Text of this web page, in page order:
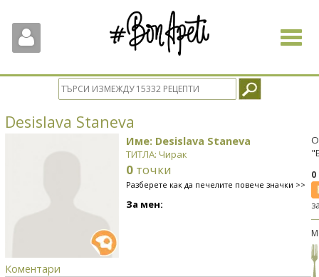
Toggle
Desislava Staneva
Име: Desislava Staneva
ТИТЛА: Чирак
0 точки
Разберете как да печелите повече значки >>
За мен:
Коментари